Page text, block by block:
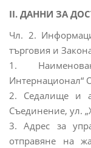
ІІ. ДАННИ ЗА
Чл. 2.
търговия и
1.
Интернационал“
2. Седалище и
Съединение, ул.
3. Адрес за
отправяне на